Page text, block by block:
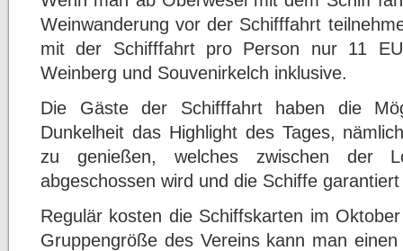
Weinwanderung vor der Schifffahrt
mit der Schifffahrt pro Person nur 11
Weinberg und Souvenirkelch inklusive.
Die Gäste der Schifffahrt haben die
Dunkelheit das Highlight des Tages,
zu genießen, welches zwischen der
abgeschossen wird und die Schiffe
Regulär kosten die Schiffskarten im
Gruppengröße des Vereins kann man